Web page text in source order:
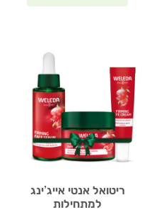
ריטואל אנטי אייג’ינג
למתחילות